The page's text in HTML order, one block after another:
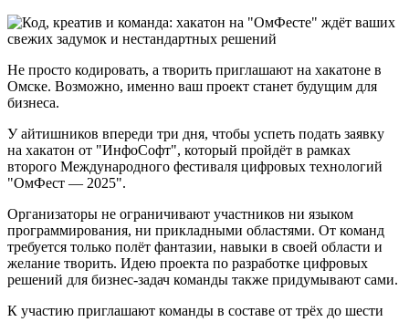
Не просто кодировать, а творить приглашают на хакатоне в
Омске. Возможно, именно ваш проект станет будущим для
бизнеса.
У айтишников впереди три дня, чтобы успеть подать заявку
на хакатон от "ИнфоСофт", который пройдёт в рамках
второго Международного фестиваля цифровых технологий
"ОмФест — 2025".
Организаторы не ограничивают участников ни языком
программирования, ни прикладными областями. От команд
требуется только полёт фантазии, навыки в своей области и
желание творить. Идею проекта по разработке цифровых
решений для бизнес-задач команды также придумывают сами.
К участию приглашают команды в составе от трёх до шести